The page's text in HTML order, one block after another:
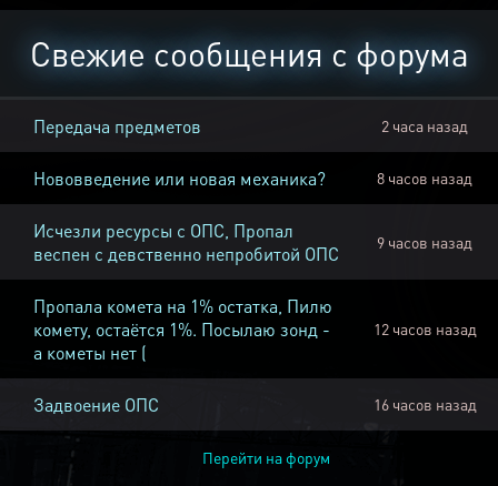
Свежие сообщения с форума
Передача предметов 2 часа назад
Нововведение или новая механика? 8 часов назад
Исчезли ресурсы с ОПС, Пропал
веспен с девственно непробитой ОПС
9 часов назад
Пропала комета на 1% остатка, Пилю
комету, остаётся 1%. Посылаю зонд -
а кометы нет (
12 часов назад
Задвоение ОПС 16 часов назад
Перейти на форум